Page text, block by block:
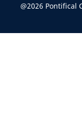
@2026 Pontifical